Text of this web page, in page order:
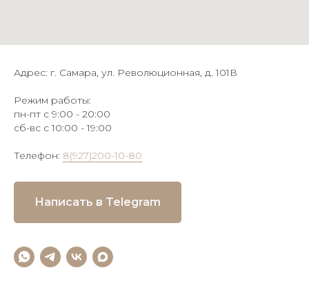
Адрес: г. Самара, ул. Революционная, д. 101В
Режим работы:
пн-пт с 9:00 - 20:00
сб-вс с 10:00 - 19:00
Телефон: 8(927)200-10-80
Написать в Telegram